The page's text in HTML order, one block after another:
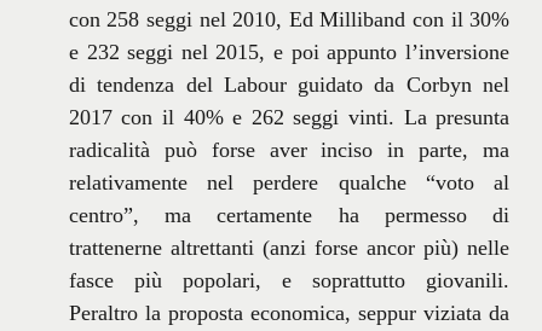
con 258 seggi nel 2010, Ed Milliband con il 30%
e 232 seggi nel 2015, e poi appunto l’inversione
di tendenza del Labour guidato da Corbyn nel
2017 con il 40% e 262 seggi vinti. La presunta
radicalità può forse aver inciso in parte, ma
relativamente nel perdere qualche “voto al
centro”, ma certamente ha permesso di
trattenerne altrettanti (anzi forse ancor più) nelle
fasce più popolari, e soprattutto giovanili.
Peraltro la proposta economica, seppur viziata da